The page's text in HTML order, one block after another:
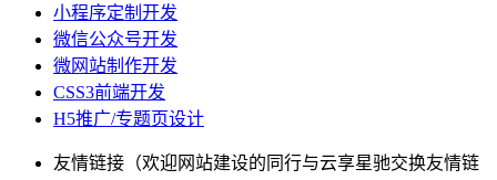
小程序定制开发
微信公众号开发
微网站制作开发
CSS3前端开发
H5推广/专题页设计
友情链接（欢迎网站建设的同行与云享星驰交换友情链